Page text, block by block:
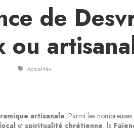
de
ou
Actualités
artisanale. Parmi les nombreuses
et spiritualité chrétienne, la